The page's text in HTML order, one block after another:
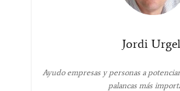
Jordi
Ayudo empresas y personas a
palancas más